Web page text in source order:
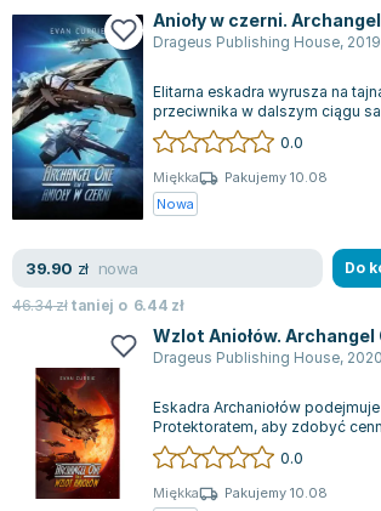
Lucinda Riley
Jacek Walkiewicz
Anioły w czerni. Archangel
Drageus Publishing House, 2019
Elitarna eskadra wyrusza na
przeciwnika w dalszym ciągu
Siły sprzymierzone Ziemi i Pr...
0.0
Miękka
Pakujemy 10.08
Nowa
39.90 zł nowa
46.34złtaniej o 6.44 zł
Do
Wzlot Aniołów. Archangel
Drageus Publishing House, 2020
Eskadra Archaniołów
Protektoratem, aby zdobyć
ludzkość. Książka, autorstwa
0.0
Miękka
Pakujemy 10.08